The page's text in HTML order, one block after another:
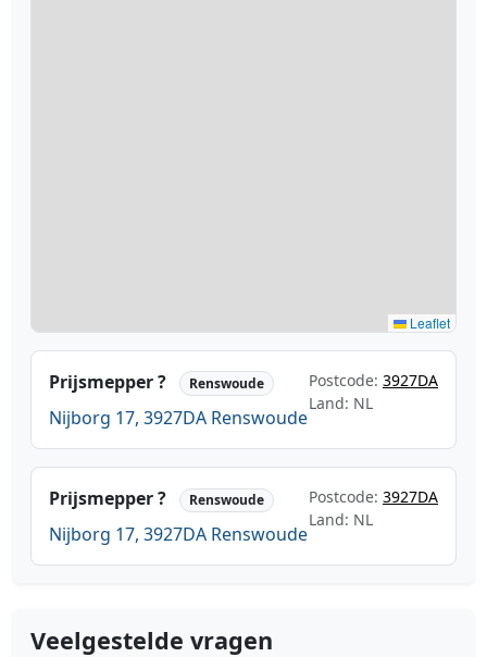
Leaflet
Prijsmepper ? Renswoude
Nijborg 17, 3927DA Renswoude
Postcode: 3927DA
Land: NL
Prijsmepper ? Renswoude
Nijborg 17, 3927DA Renswoude
Postcode: 3927DA
Land: NL
Veelgestelde vragen